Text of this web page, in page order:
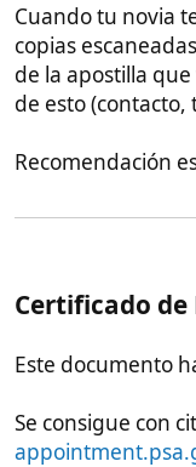
secretaria de la
registro les dijeron
creado en el
empadronamiento
Pero repito, este
este documento
hacerse o el que
cuanto antes
Eso es todo en